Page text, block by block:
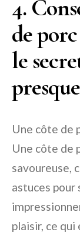
4.
de
le
Une côte de
Une côte de
savoureuse,
astuces
plaisir, ce qui